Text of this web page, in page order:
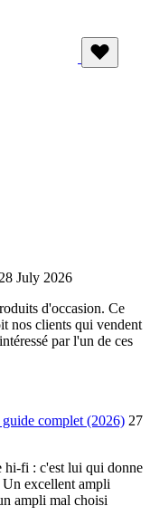
28 July 2026
d'occasion. Ce
nos clients qui vendent
par l'un de ces
complet (2026) 27
hi-fi : c'est lui qui donne
excellent ampli
ampli mal choisi